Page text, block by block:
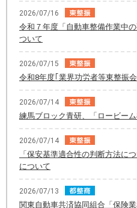
2026/07/16
令和７年度「自動車整備作業中
ついて
2026/07/15
令和8年度｢業界功労者等東整振
2026/07/14
練馬ブロック青研、「ロービー
2026/07/14
「保安基準適合性の判断方法に
について
2026/07/13
関東自動車共済協同組合「保険